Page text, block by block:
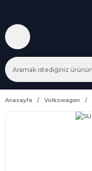
Anasayfa Volkswagen